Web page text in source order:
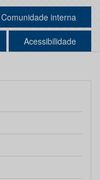
Comunidade interna
Acessibilidade